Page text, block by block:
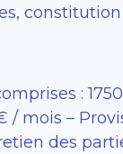
:
/ mois –
des